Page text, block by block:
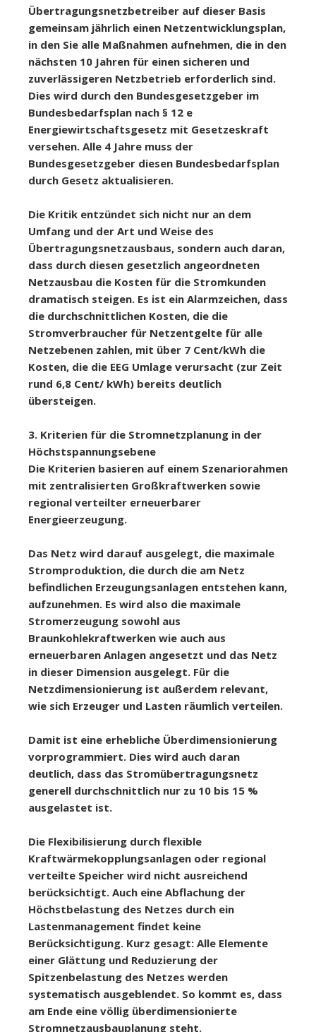
Übertragungsnetzbetreiber auf dieser Basis
gemeinsam jährlich einen Netzentwicklungsplan,
in den Sie alle Maßnahmen aufnehmen, die in den
nächsten 10 Jahren für einen sicheren und
zuverlässigeren Netzbetrieb erforderlich sind.
Dies wird durch den Bundesgesetzgeber im
Bundesbedarfsplan nach § 12 e
Energiewirtschaftsgesetz mit Gesetzeskraft
versehen. Alle 4 Jahre muss der
Bundesgesetzgeber diesen Bundesbedarfsplan
durch Gesetz aktualisieren.
Die Kritik entzündet sich nicht nur an dem
Umfang und der Art und Weise des
Übertragungsnetzausbaus, sondern auch daran,
dass durch diesen gesetzlich angeordneten
Netzausbau die Kosten für die Stromkunden
dramatisch steigen. Es ist ein Alarmzeichen, dass
die durchschnittlichen Kosten, die die
Stromverbraucher für Netzentgelte für alle
Netzebenen zahlen, mit über 7 Cent/kWh die
Kosten, die die EEG Umlage verursacht (zur Zeit
rund 6,8 Cent/ kWh) bereits deutlich
übersteigen.
3. Kriterien für die Stromnetzplanung in der
Höchstspannungsebene
Die Kriterien basieren auf einem Szenariorahmen
mit zentralisierten Großkraftwerken sowie
regional verteilter erneuerbarer
Energieerzeugung.
Das Netz wird darauf ausgelegt, die maximale
Stromproduktion, die durch die am Netz
befindlichen Erzeugungsanlagen entstehen kann,
aufzunehmen. Es wird also die maximale
Stromerzeugung sowohl aus
Braunkohlekraftwerken wie auch aus
erneuerbaren Anlagen angesetzt und das Netz
in dieser Dimension ausgelegt. Für die
Netzdimensionierung ist außerdem relevant,
wie sich Erzeuger und Lasten räumlich verteilen.
Damit ist eine erhebliche Überdimensionierung
vorprogrammiert. Dies wird auch daran
deutlich, dass das Stromübertragungsnetz
generell durchschnittlich nur zu 10 bis 15 %
ausgelastet ist.
Die Flexibilisierung durch flexible
Kraftwärmekopplungsanlagen oder regional
verteilte Speicher wird nicht ausreichend
berücksichtigt. Auch eine Abflachung der
Höchstbelastung des Netzes durch ein
Lastenmanagement findet keine
Berücksichtigung. Kurz gesagt: Alle Elemente
einer Glättung und Reduzierung der
Spitzenbelastung des Netzes werden
systematisch ausgeblendet. So kommt es, dass
am Ende eine völlig überdimensionierte
Stromnetzausbauplanung steht.